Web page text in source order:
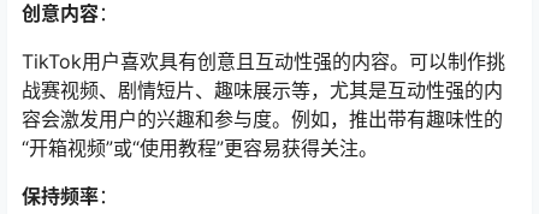
创意内容：
TikTok用户喜欢具有创意且互动性强的内容。可以制作挑
战赛视频、剧情短片、趣味展示等，尤其是互动性强的内
容会激发用户的兴趣和参与度。例如，推出带有趣味性的
“开箱视频”或“使用教程”更容易获得关注。
保持频率：